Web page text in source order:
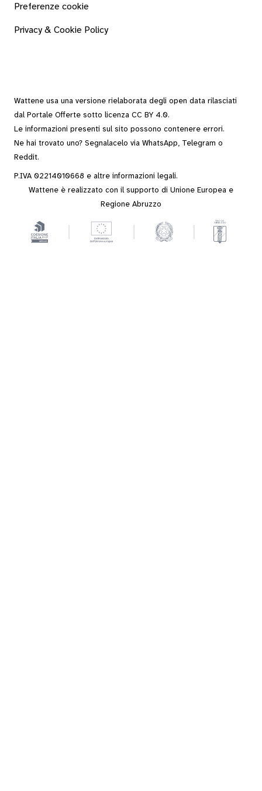
Preferenze cookie
Privacy & Cookie Policy
Wattene usa una versione rielaborata degli open data rilasciati
dal Portale Offerte sotto licenza CC BY 4.0.
Le informazioni presenti sul sito possono contenere errori.
Ne hai trovato uno? Segnalacelo via WhatsApp, Telegram o
Reddit.
P.IVA 02214010668 e altre informazioni legali.
Wattene è realizzato con il supporto di Unione Europea e
Regione Abruzzo